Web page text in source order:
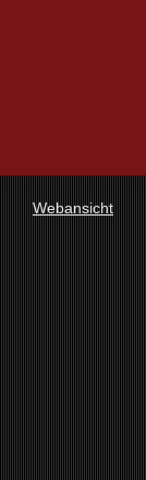
Webansicht